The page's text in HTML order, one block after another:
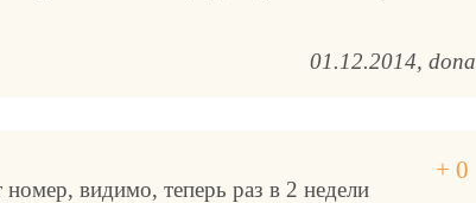
01.12.2014 dona
видимо, теперь раз в 2 недели